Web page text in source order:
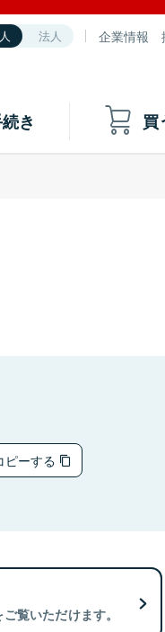
法人 企業情報
き 買
ピーする
覧いただけます。